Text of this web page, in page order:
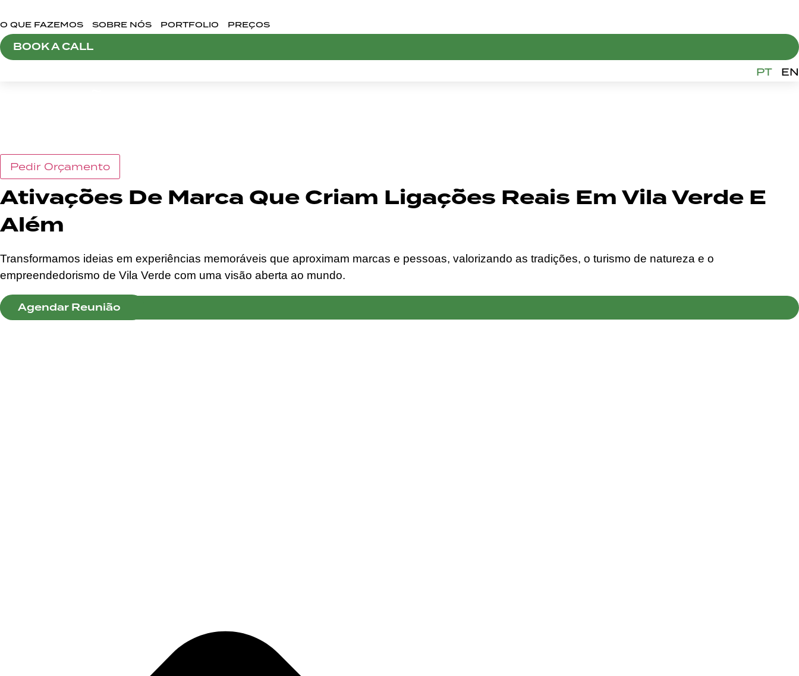
para
o
conteúdo
O QUE FAZEMOS SOBRE NÓS PORTFOLIO PREÇOS
BOOK A CALL
PT EN
Pedir Orçamento
Ativações De Marca Que Criam Ligações Reais Em Vila Verde E
Além
Transformamos ideias em experiências memoráveis que aproximam marcas e pessoas, valorizando as tradições, o turismo de natureza e o
empreendedorismo de Vila Verde com uma visão aberta ao mundo.
Agendar Reunião